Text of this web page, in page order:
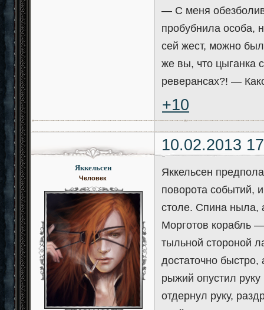
— С меня
пробубнила особа,
сей жест, можно
же вы, что цыганка
реверансах?! —
+10
10.02.2013
Яккельсен
Человек
Яккельсен
поворота событий,
столе. Спина ныла,
Морготов корабль
тыльной стороной
достаточно быстро,
рыжий опустил руку
отдернул руку,